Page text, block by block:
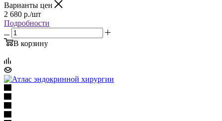
Варианты цен
2 680 р./шт
Подробности
В корзину